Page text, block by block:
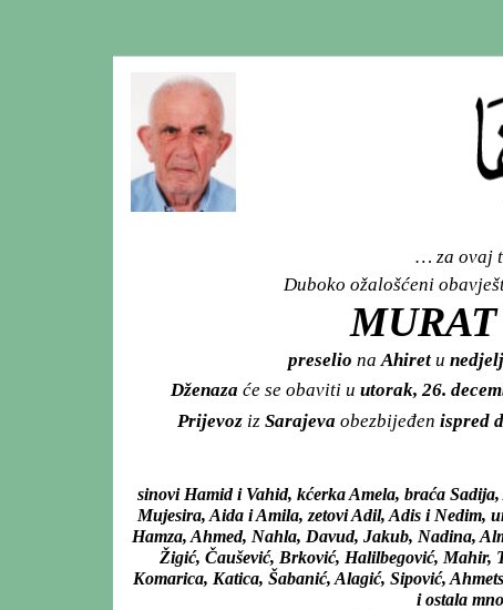
… za ovaj
Duboko ožalošćeni
preselio na Ahiret u
Dženaza će se obaviti u utorak, 26.
Prijevoz izSarajeva obezbijeđen ispred
sinovi Hamid i Vahid, kćerka Amela, braća
Mujesira, Aida i Amila, zetovi Adil, Adis i Nedim,
Hamza, Ahmed, Nahla, Davud, Jakub, Nadina,
Žigić, Čaušević, Brković, Halilbegović, Mahir,
Komarica, Katica, Šabanić, Alagić, Sipović,
i ostala